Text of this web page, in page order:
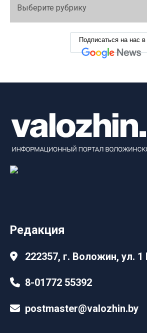
Подписаться на нас в
Редакция
222357, г. Воложин, ул.
8-01772 55392
postmaster@valozhin.by